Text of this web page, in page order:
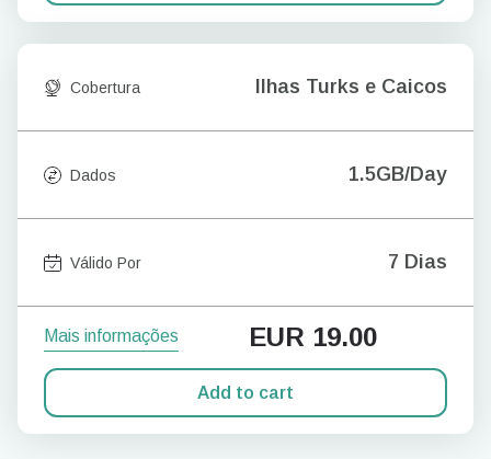
Cobertura Ilhas Turks e Caicos
Dados 1.5GB/Day
Válido Por 7 Dias
Mais informações EUR 19.00
Add to cart